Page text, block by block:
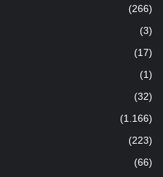
(266)
(3)
(17)
(1)
(32)
(1.166)
(223)
(66)